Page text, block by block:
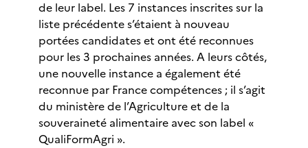
de leur label. Les 7 instances inscrites sur la
liste précédente s’étaient à nouveau
portées candidates et ont été reconnues
pour les 3 prochaines années. A leurs côtés,
une nouvelle instance a également été
reconnue par France compétences ; il s’agit
du ministère de l’Agriculture et de la
souveraineté alimentaire avec son label «
QualiFormAgri ».